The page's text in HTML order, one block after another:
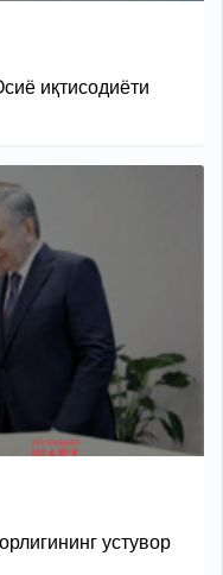
иқтисодиёти
устувор